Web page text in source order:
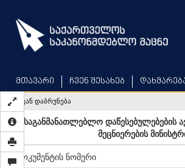
main
content
მთავარი ჩვენ შესახებ
უკან დაბრუნება
,,საგანმანათლებლო დაწესებულებების
მეცნიერების
დოკუმენტის ნომერი